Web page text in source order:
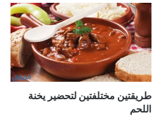
طريقتين مختلفتين لتحضير يخنة
اللحم